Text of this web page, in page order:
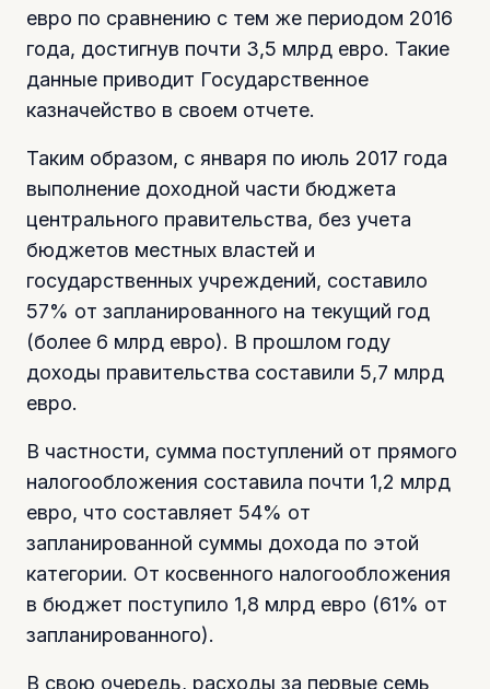
евро по сравнению с тем же периодом 2016
года, достигнув почти 3,5 млрд евро. Такие
данные приводит Государственное
казначейство в своем отчете.
Таким образом, с января по июль 2017 года
выполнение доходной части бюджета
центрального правительства, без учета
бюджетов местных властей и
государственных учреждений, составило
57% от запланированного на текущий год
(более 6 млрд евро). В прошлом году
доходы правительства составили 5,7 млрд
евро.
В частности, сумма поступлений от прямого
налогообложения составила почти 1,2 млрд
евро, что составляет 54% от
запланированной суммы дохода по этой
категории. От косвенного налогообложения
в бюджет поступило 1,8 млрд евро (61% от
запланированного).
В свою очередь, расходы за первые семь